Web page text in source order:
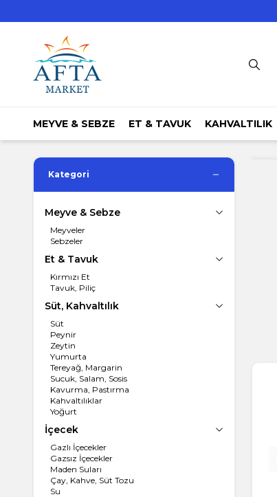
MEYVE & SEBZE ET & TAVUK KAHVALTILIK
Kategori
Meyve & Sebze
Meyveler
Sebzeler
Et & Tavuk
Kırmızı Et
Tavuk, Piliç
Süt, Kahvaltılık
Süt
Peynir
Zeytin
Yumurta
Tereyağ, Margarin
Sucuk, Salam, Sosis
Kavurma, Pastırma
Kahvaltılıklar
Yoğurt
İçecek
Gazlı İçecekler
Gazsız İçecekler
Maden Suları
Çay, Kahve, Süt Tozu
Su